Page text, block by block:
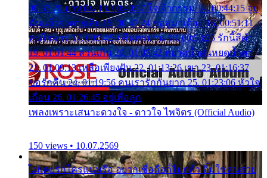
00:37:20 ปาหนัน 13. 00:40:37 ใจเจ้ากรรม 14. 00:44:15 จูบ
ฉันแล้วจงตายเสีย 15. 00:47:24 ขอสูมาเต๊อะ 16. 00:51:11
คนใจมาร 17. 00:54:50 คืนทรมาน 18. 00:58:25 รักนี้สีดำ
19. 01:01:44 ส่วนเกิน 20. 01:05:42 หยาดน้ำฝนหยดน้ำตา
21. 01:09:13 เหลือเพียงฝัน 22. 01:13:26 เขา 23. 01:16:37
ขอรักคืน 24. 01:19:56 คนเรารักกันยาก 25. 01:23:06 หัวใจ
เถื่อน 26. 01:26:45 อยู่เพื่อลูก
เพลงเพราะเสนาะดวงใจ - ดาวใจ ไพจิตร (Official Audio)
150 views • 10.07.2569
ไม่เคยรักใครแน่หรือ อยากเชื่อถือก็ไม่กล้า ติ๋มใช่คนสวย